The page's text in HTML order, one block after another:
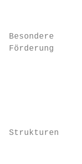
Besondere
Förderung
Strukturen